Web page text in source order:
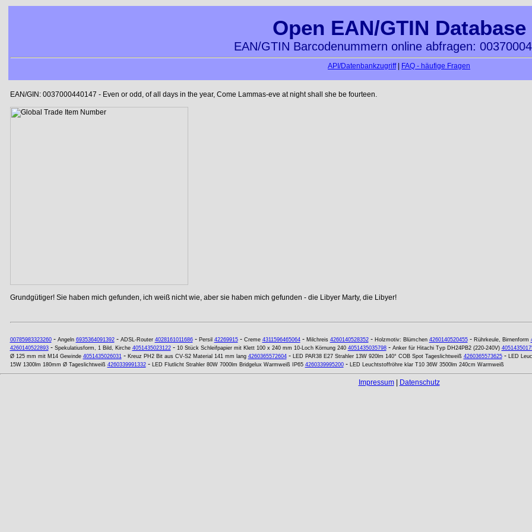
Open EAN/GTIN Database
EAN/GTIN Barcodenummern online abfragen:
API/Datenbankzugriff| FAQ - häufige Fragen
EAN/GIN: 0037000440147 - Even or odd, of all days in the year, Come Lammas-eve at night shall she be fourteen.
Grundgütiger! Sie haben mich gefunden, ich weiß nicht wie, aber sie haben mich gefunden - die Libyer Marty, die Libyer!
00785983323260- Angeln 6935364091392- ADSL-Router 4028161011686- Persil 42269915- Creme 4311596465064- Milchreis 4260140528352- Holzmotiv: Blümchen 4260140520455- Rührkeule, Birnenform
4260140522893- Spekulatiusform, 1 Bild, Kirche 4051435023122- 10 Stück Schleifpapier mit Klett 100 x 240 mm 10-Loch Körnung 240 4051435035798- Anker für Hitachi Typ DH24PB2 (220-240V)
Ø 125 mm mit M14 Gewinde 4051435026031- Kreuz PH2 Bit aus CV-S2 Material 141 mm lang 4260365572604- LED PAR38 E27 Strahler 13W 920lm 140° COB Spot Tageslichtweiß 4260365573625- LED
15W 1300lm 180mm Ø Tageslichtweiß 4260339991332- LED Flutlicht Strahler 80W 7000lm Bridgelux Warmweiß IP65 4260339995200- LED Leuchtstoffröhre klar T10 36W 3500lm 240cm Warmweiß
Impressum| Datenschutz